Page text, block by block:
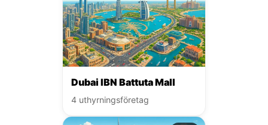
Dubai IBN Battuta Mall
4 uthyrningsföretag